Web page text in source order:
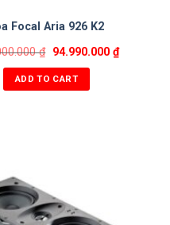
Focal Aria 926 K2
₫ 94.990.000 ₫
ADD TO CART